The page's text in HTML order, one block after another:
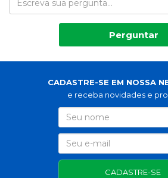
Perguntar
CADASTRE-SE EM NOSSA
e receba novidades e
CADASTRE-SE